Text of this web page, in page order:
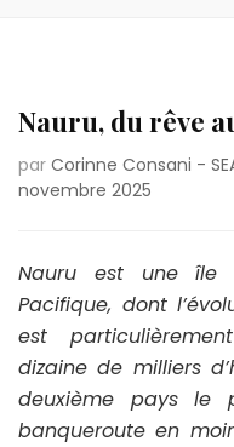
Nauru, du rêve
par Corinne Consani -
novembre 2025
Nauru est une île
Pacifique, dont
est
dizaine de milliers
deuxième pays
banqueroute en